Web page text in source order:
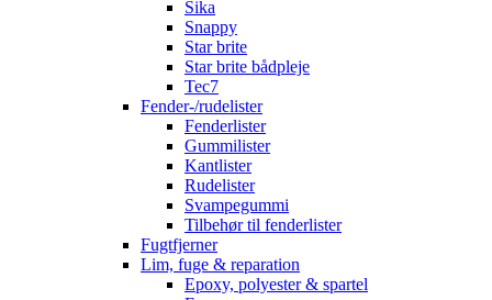
Sika
Snappy
Star brite
Star brite bådpleje
Tec7
Fender-/rudelister
Fenderlister
Gummilister
Kantlister
Rudelister
Svampegummi
Tilbehør til fenderlister
Fugtfjerner
Lim, fuge & reparation
Epoxy, polyester & spartel